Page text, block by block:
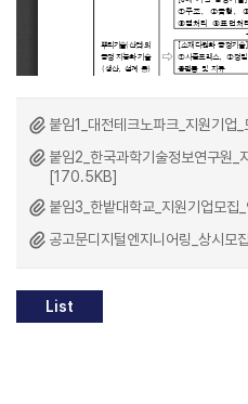
붙임1_대전테크노파크_지원기
붙임2_한국과학기술정보연구원
[170.5KB]
붙임3_한밭대학교_지원기업모
공고문디지털엔지니어링_상시
List